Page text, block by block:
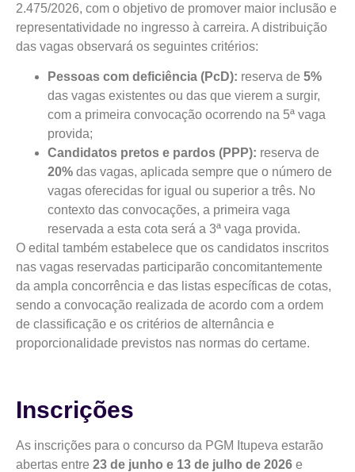
2.475/2026, com o objetivo de promover maior inclusão e
representatividade no ingresso à carreira. A distribuição
das vagas observará os seguintes critérios:
Pessoas com deficiência (PcD): reserva de 5%
das vagas existentes ou das que vierem a surgir,
com a primeira convocação ocorrendo na 5ª vaga
provida;
Candidatos pretos e pardos (PPP): reserva de
20% das vagas, aplicada sempre que o número de
vagas oferecidas for igual ou superior a três. No
contexto das convocações, a primeira vaga
reservada a esta cota será a 3ª vaga provida.
O edital também estabelece que os candidatos inscritos
nas vagas reservadas participarão concomitantemente
da ampla concorrência e das listas específicas de cotas,
sendo a convocação realizada de acordo com a ordem
de classificação e os critérios de alternância e
proporcionalidade previstos nas normas do certame.
Inscrições
As inscrições para o concurso da PGM Itupeva estarão
abertas entre 23 de junho e 13 de julho de 2026 e